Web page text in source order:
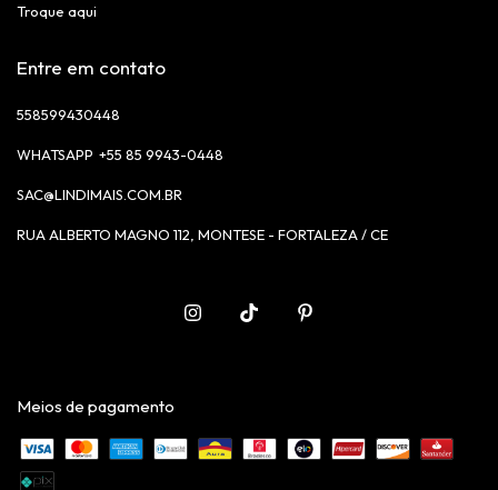
Troque aqui
Entre em contato
558599430448
+55 85 9943-0448
SAC@LINDIMAIS.COM.BR
RUA ALBERTO MAGNO 112, MONTESE - FORTALEZA / CE
Meios de pagamento